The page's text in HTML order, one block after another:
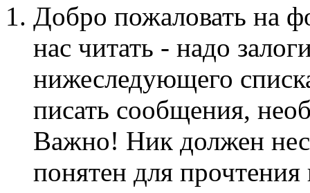
Добро пожаловать на
нас читать - надо
нижеследующего
писать сообщения,
Важно! Ник должен
понятен для